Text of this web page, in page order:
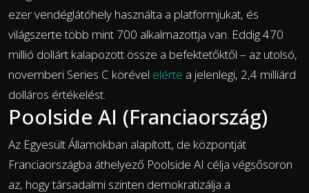
ezer vendéglátóhely használta a platformjukat, és
világszerte több mint 700 alkalmazottja van. Eddig 470
millió dollárt kalapozott össze a befektetőktől – az utolsó,
novemberi Series C körével elérte a jelenlegi, 2,4 milliárd
dolláros értékelést.
Poolside AI (Franciaország)
Az Egyesült Államokban alapított, de központját
Franciaországba áthelyező Poolside AI célja végsősoron
az, hogy társadalmi szinten demokratizálja a